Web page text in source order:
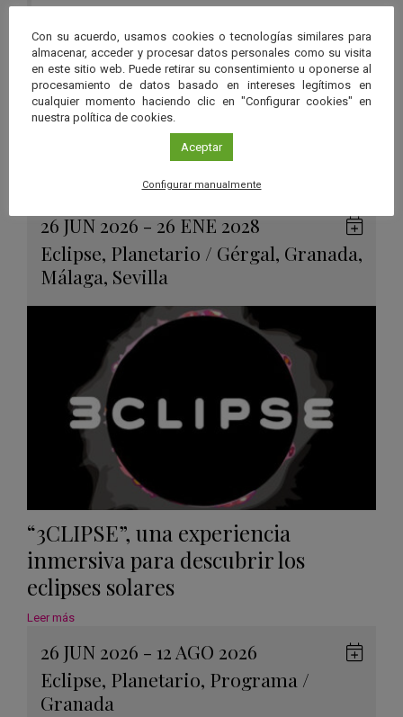
Bonestell, padre del arte espacial
26 JUN 2026 - 26 ENE 2028
Eclipse, Planetario / Gérgal, Granada,
Málaga, Sevilla
en
“3CLIPSE”, una experiencia
inmersiva para descubrir los
eclipses solares
Leer más
26 JUN 2026 - 12 AGO 2026
Eclipse, Planetario, Programa /
Granada
Con su acuerdo, usamos cookies o tecnologías similares para
almacenar, acceder y procesar datos personales como su visita
en este sitio web. Puede retirar su consentimiento u oponerse al
procesamiento de datos basado en intereses legítimos en
cualquier momento haciendo clic en "Configurar cookies" en
nuestra política de cookies.
Aceptar
Configurar manualmente